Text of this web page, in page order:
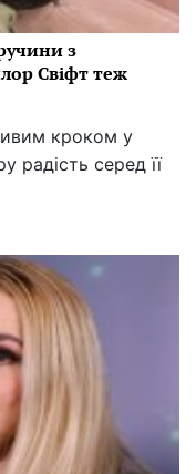
з
Свіфт теж
кроком у
радість серед її